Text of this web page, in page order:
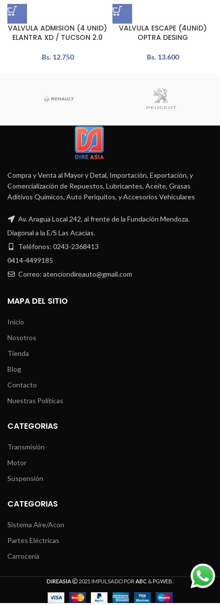
VALVULA ADMISION (4 UNID)
ELANTRA XD / TUCSON 2.0
Bs.12.750
VALVULA ESCAPE (4UNID)
OPTRA DESING
Bs.13.600
Compra y Venta al Mayor y Detal, Importación, Exportación, y
Comercialización de Repuestos, Lubricantes, Aceite, Grasas
Aditivos Químicos, Auto Periquitos, y Accesorios Vehiculares
Av. Aragua Local 242, al frente de la Fundación Mendoza.
Diagonal a la E/S Las Acacias.
Teléfonos: 0243-2368413
0414-4499185
Correo: atenciondireauto@gmail.com
MAPA DEL SITIO
Inicio
Nosotros
Tienda
Blog
Contacto
Nuestras Políticas
CATEGORIAS
Transmisión
Motor
Suspensión
CATEGORIAS
Sistema Aire/Acon
Partes Eléctricas
Carrocería
DIREASIA 2021 IMPULSADO POR ABC &PGWEB